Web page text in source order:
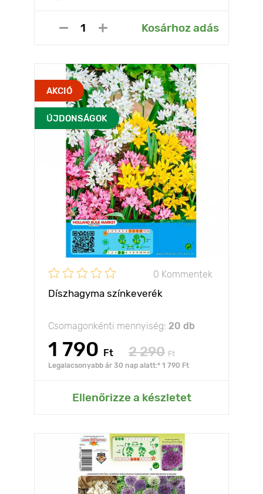
Kosárhoz adás
AKCIÓ
ÚJDONSÁGOK
0 Kommentek
Díszhagyma színkeverék
Csomagonkénti mennyiség: 20 db
1 790 Ft 2 290 Ft
Legalacsonyabb ár 30 nap alatt:* 1 790 Ft
Ellenőrizze a készletet